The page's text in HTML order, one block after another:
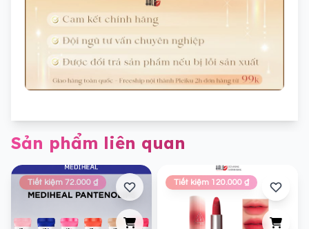
Sản phẩm liên quan
Tiết kiệm 72.000 ₫ Tiết kiệm 120.000 ₫